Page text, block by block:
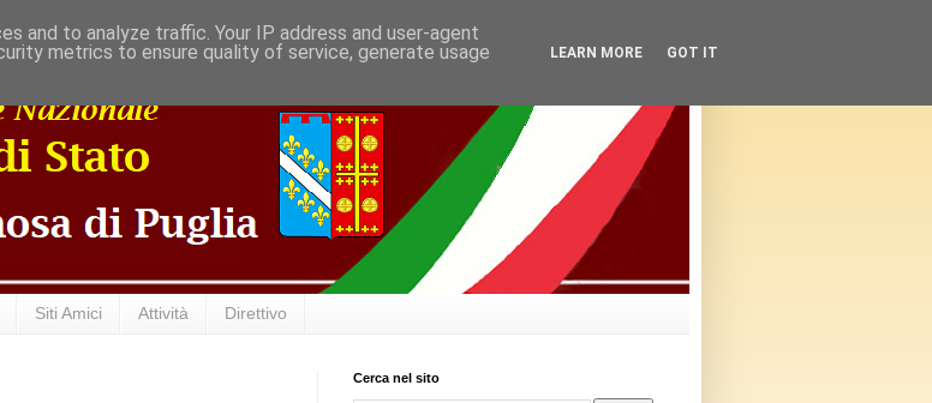
Siti Amici Attività Direttivo
Cerca nel sito
and to analyze traffic. Your IP address and user-agent
metrics to ensure quality of service, generate usage
LEARN MORE GOT IT